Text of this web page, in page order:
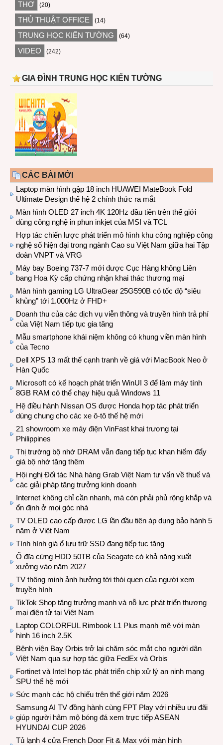
THƠ (20)
THỦ THUẬT OFFICE (14)
TRUNG HỌC KIẾN TƯỜNG (64)
VIDEO (242)
GIA ĐÌNH TRUNG HỌC KIẾN TƯỜNG
CÁC BÀI MỚI
Laptop màn hình gập 18 inch HUAWEI MateBook Fold
Ultimate Design thế hệ 2 chính thức ra mắt
Màn hình OLED 27 inch 4K 120Hz đầu tiên trên thế giới
dùng công nghệ in phun inkjet của MSI và TCL
Hợp tác chiến lược phát triển mô hình khu công nghiệp công
nghệ số hiện đại trong ngành Cao su Việt Nam giữa hai Tập
đoàn VNPT và VRG
Máy bay Boeing 737-7 mới được Cục Hàng không Liên
bang Hoa Kỳ cấp chứng nhận khai thác thương mại
Màn hình gaming LG UltraGear 25G590B có tốc độ “siêu
khủng” tới 1.000Hz ở FHD+
Doanh thu của các dịch vụ viễn thông và truyền hình trả phí
của Việt Nam tiếp tục gia tăng
Mẫu smartphone khái niệm không có khung viền màn hình
của Tecno
Dell XPS 13 mất thế cạnh tranh về giá với MacBook Neo ở
Hàn Quốc
Microsoft có kế hoạch phát triển WinUI 3 để làm máy tính
8GB RAM có thể chạy hiệu quả Windows 11
Hệ điều hành Nissan OS được Honda hợp tác phát triển
dùng chung cho các xe ô-tô thế hệ mới
21 showroom xe máy điện VinFast khai trương tại
Philippines
Thị trường bộ nhớ DRAM vẫn đang tiếp tục khan hiếm đẩy
giá bộ nhớ tăng thêm
Hội nghị Đối tác Nhà hàng Grab Việt Nam tư vấn về thuế và
các giải pháp tăng trưởng kinh doanh
Internet không chỉ cần nhanh, mà còn phải phủ rộng khắp và
ổn định ở mọi góc nhà
TV OLED cao cấp được LG lần đầu tiên áp dụng bảo hành 5
năm ở Việt Nam
Tình hình giá ổ lưu trữ SSD đang tiếp tục tăng
Ổ đĩa cứng HDD 50TB của Seagate có khả năng xuất
xưởng vào năm 2027
TV thông minh ảnh hưởng tới thói quen của người xem
truyền hình
TikTok Shop tăng trưởng mạnh và nỗ lực phát triển thương
mại điện tử tại Việt Nam
Laptop COLORFUL Rimbook L1 Plus mạnh mẽ với màn
hình 16 inch 2.5K
Bệnh viện Bay Orbis trở lại chăm sóc mắt cho người dân
Việt Nam qua sự hợp tác giữa FedEx và Orbis
Fortinet và Intel hợp tác phát triển chip xử lý an ninh mạng
SPU thế hệ mới
Sức mạnh các hộ chiếu trên thế giới năm 2026
Samsung AI TV đồng hành cùng FPT Play với nhiều ưu đãi
giúp người hâm mộ bóng đá xem trực tiếp ASEAN
HYUNDAI CUP 2026
Tủ lạnh 4 cửa French Door Fit & Max với màn hình